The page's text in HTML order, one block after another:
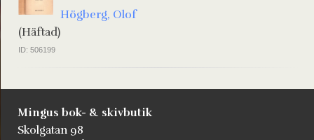
Högberg, Olof
(Häftad)
ID: 506199
Mingus bok- & skivbutik
Skolgatan 98